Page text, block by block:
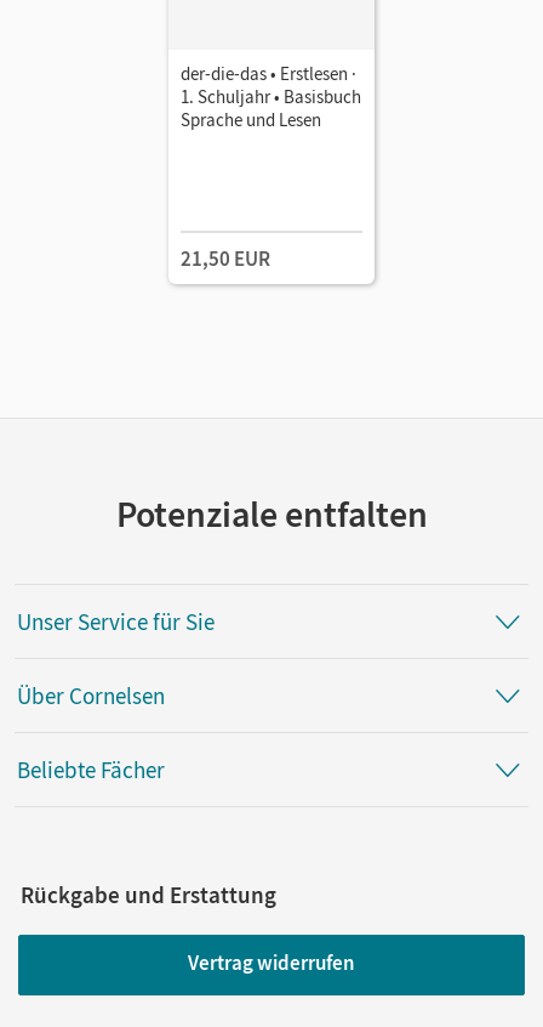
der-die-das • Erstlesen ·
1. Schuljahr • Basisbuch
Sprache und Lesen
21,50 EUR
Potenziale entfalten
Unser Service für Sie
Über Cornelsen
Beliebte Fächer
Rückgabe und Erstattung
Vertrag widerrufen